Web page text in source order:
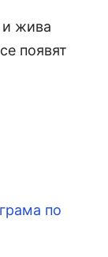
и жива
появят
по